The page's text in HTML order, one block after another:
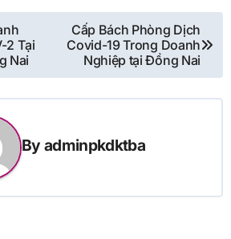
2 Tại
Nai
Cấp Bách Phòng Dịch
Covid-19 Trong Doanh
Nghiệp tại Đồng Nai
Byadminpkdktba